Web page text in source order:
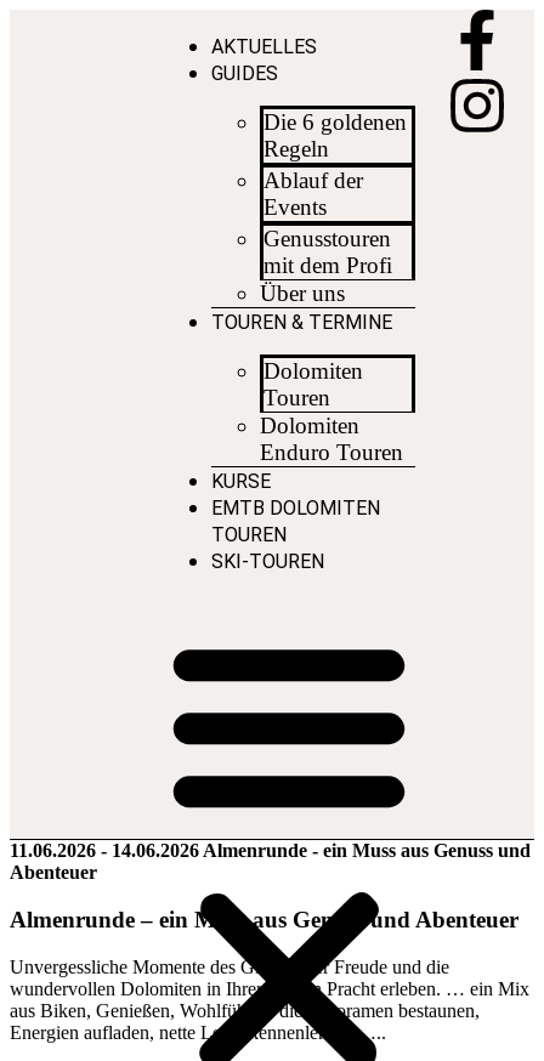
AKTUELLES
GUIDES
Die 6 goldenen
Regeln
Ablauf der
Events
Genusstouren
mit dem Profi
Über uns
TOUREN & TERMINE
Dolomiten
Touren
Dolomiten
Enduro Touren
KURSE
EMTB DOLOMITEN
TOUREN
SKI-TOUREN
11.06.2026 - 14.06.2026 Almenrunde - ein Muss aus Genuss und
Abenteuer
Almenrunde – ein Muss aus Genuss und Abenteuer
Unvergessliche Momente des Glücks, der Freude und die
wundervollen Dolomiten in Ihrer ganzen Pracht erleben. … ein Mix
aus Biken, Genießen, Wohlfühlen, die Panoramen bestaunen,
Energien aufladen, nette Leute kennenlernen …..